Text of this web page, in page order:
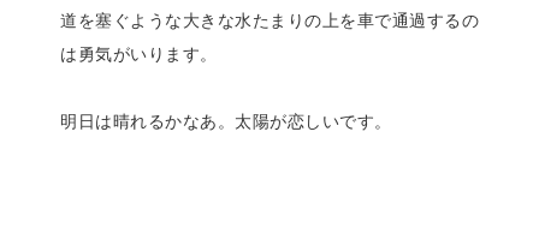
道を塞ぐような大きな水たまりの上を車で通過するの
は勇気がいります。
明日は晴れるかなあ。太陽が恋しいです。